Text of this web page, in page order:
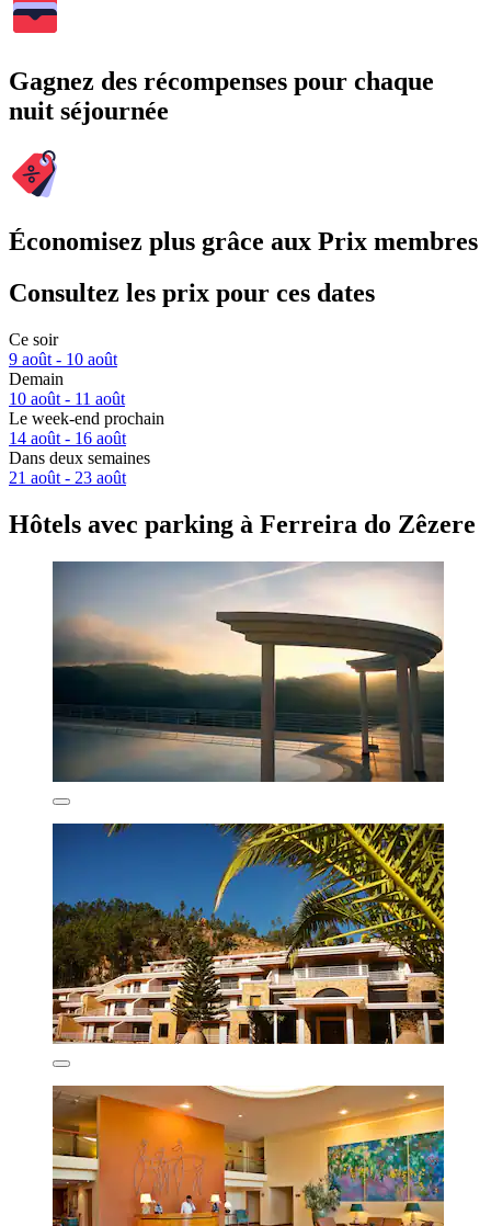
Gagnez des récompenses pour chaque
nuit séjournée
Économisez plus grâce aux Prix membres
Consultez les prix pour ces dates
Ce soir
9 août - 10 août
Demain
10 août - 11 août
Le week-end prochain
14 août - 16 août
Dans deux semaines
21 août - 23 août
Hôtels avec parking à Ferreira do Zêzere